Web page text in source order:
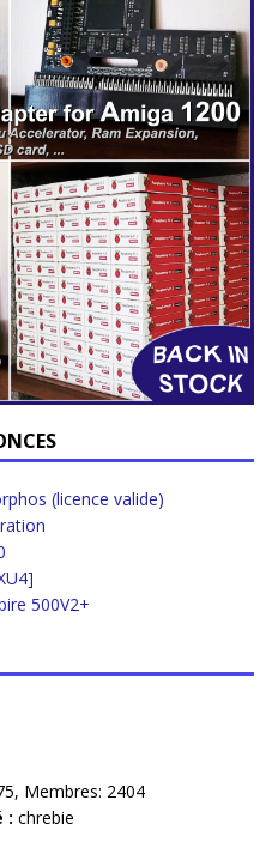
(licence valide)
500V2+
Membres: 2404
: chrebie